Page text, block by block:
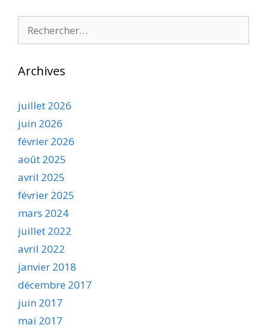
Archives
juillet 2026
juin 2026
février 2026
août 2025
avril 2025
février 2025
mars 2024
juillet 2022
avril 2022
janvier 2018
décembre 2017
juin 2017
mai 2017